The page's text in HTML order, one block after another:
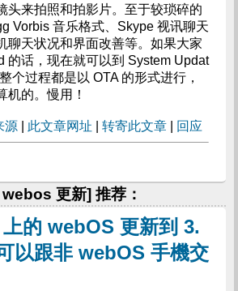
头来拍照和拍影片。至于较琐碎的
Vorbis 音乐格式、Skype 视讯聊天
聊天状况和界面改善等。如果大家
的话，现在就可以到 System Updat
个过程都是以 OTA 的形式进行，
机的。慢用！
源| 此文章网址 转寄此文章| 回应
更新] 推荐：
的 webOS 更新到 3.
以跟非 webOS 手機交